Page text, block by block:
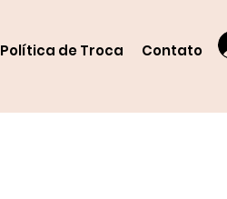
Política de Troca Contato